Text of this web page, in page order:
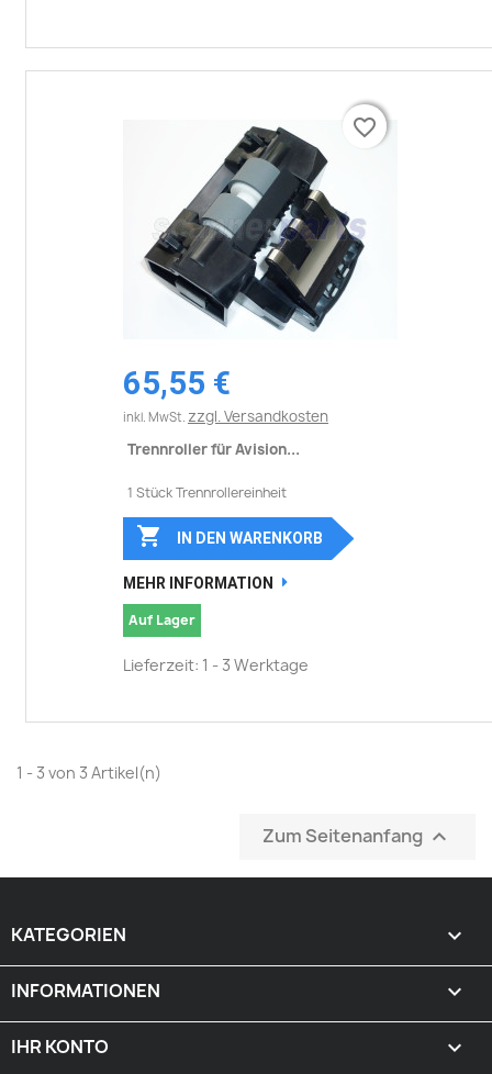
65,55 €
inkl. MwSt. zzgl. Versandkosten
Trennroller für Avision...
1 Stück Trennrollereinheit
favorite_border
 IN DEN WARENKORB
MEHR INFORMATION
Auf Lager
Lieferzeit: 1 - 3 Werktage
favorite_border
1 - 3 von 3 Artikel(n)
Zum Seitenanfang 
KATEGORIEN 
INFORMATIONEN 
IHR KONTO 